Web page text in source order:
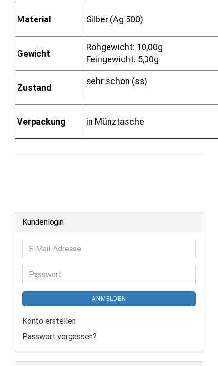
Material Silber (Ag 500)
Gewicht
Rohgewicht: 10,00g
Feingewicht: 5,00g
Zustand
sehr schön (ss)
Verpackung in Münztasche
Kundenlogin
E-
Mail-
Adresse
Passwort
ANMELDEN
Konto erstellen
Passwort vergessen?